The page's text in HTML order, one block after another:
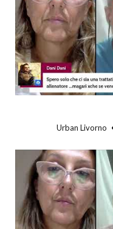
Urban Livorno